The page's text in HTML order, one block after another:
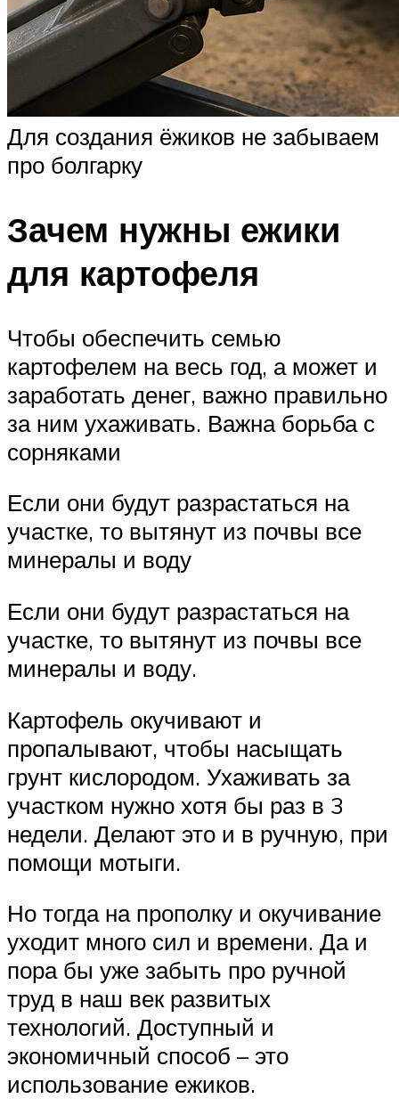
Для создания ёжиков не забываем
про болгарку
Зачем нужны ежики
для картофеля
Чтобы обеспечить семью
картофелем на весь год, а может и
заработать денег, важно правильно
за ним ухаживать. Важна борьба с
сорняками
Если они будут разрастаться на
участке, то вытянут из почвы все
минералы и воду
Если они будут разрастаться на
участке, то вытянут из почвы все
минералы и воду.
Картофель окучивают и
пропалывают, чтобы насыщать
грунт кислородом. Ухаживать за
участком нужно хотя бы раз в 3
недели. Делают это и в ручную, при
помощи мотыги.
Но тогда на прополку и окучивание
уходит много сил и времени. Да и
пора бы уже забыть про ручной
труд в наш век развитых
технологий. Доступный и
экономичный способ – это
использование ежиков.